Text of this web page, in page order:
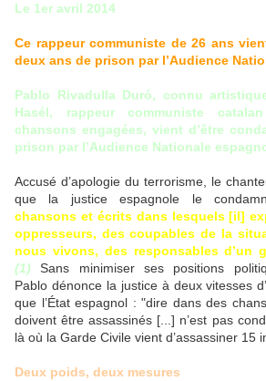
Le 1er avril 2014
Ce rappeur communiste de 26 ans
deux ans de prison par l’Audience
Pablo Rivadulla Duró, connu
Hasél, rappeur communiste
chansons engagées, vient d’être
prison par l’Audience Nationale
Accusé d’apologie du terrorisme, le
que la justice espagnole le
chansons et écrits dans lesquels [il]
oppresseurs, des coupables de la
nous vivons, des responsables d’un
(1) Sans minimiser ses positions
Pablo dénonce la justice à deux vitesses
que l’État espagnol : "dire dans des
doivent être assassinés [...] n’est pas
là où la Garde Civile vient d’assassiner 15
Deux poids, deux mesures